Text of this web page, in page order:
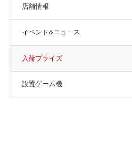
店舗情報
イベント&ニュース
入荷プライズ
設置ゲーム機